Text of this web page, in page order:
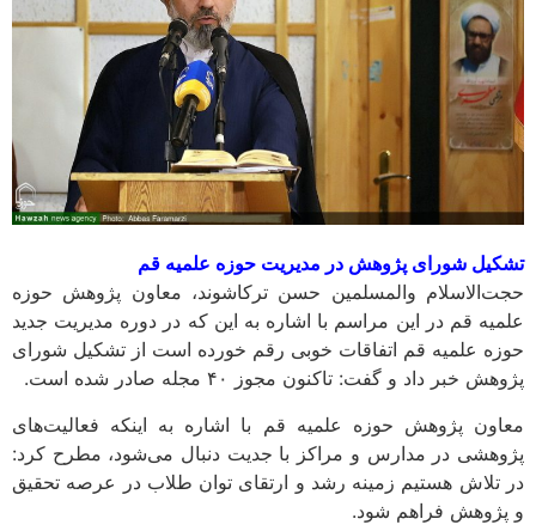
تشکیل شورای پژوهش در مدیریت حوزه علمیه قم
حجت‌الاسلام والمسلمین حسن ترکاشوند، معاون پژوهش حوزه
علمیه قم در این مراسم با اشاره به این که در دوره مدیریت جدید
حوزه علمیه قم اتفاقات خوبی رقم خورده است از تشکیل شورای
پژوهش خبر داد و گفت: تاکنون مجوز ۴۰ مجله صادر شده است.
معاون پژوهش حوزه علمیه قم با اشاره به اینکه فعالیت‌های
پژوهشی در مدارس و ‌مراکز با جدیت دنبال می‌شود، مطرح کرد:
در تلاش هستیم زمینه رشد و ارتقای توان طلاب در عرصه تحقیق
و پژوهش فراهم شود.